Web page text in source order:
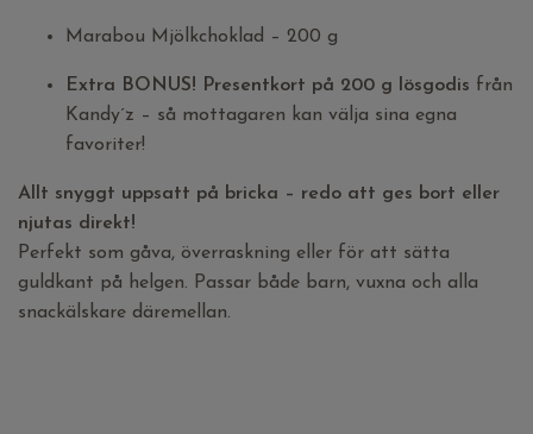
Marabou Mjölkchoklad – 200 g
Extra BONUS! Presentkort på 200 g lösgodis från
Kandy´z – så mottagaren kan välja sina egna
favoriter!
Allt snyggt uppsatt på bricka – redo att ges bort eller
njutas direkt!
Perfekt som gåva, överraskning eller för att sätta
guldkant på helgen. Passar både barn, vuxna och alla
snackälskare däremellan.